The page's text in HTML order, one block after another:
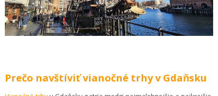
Prečo navštíviť vianočné trhy v Gdaňsku